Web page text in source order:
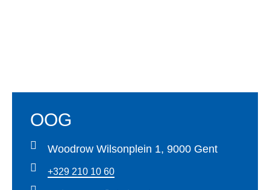
OOG
Woodrow Wilsonplein 1, 9000 Gent
+329 210 10 60